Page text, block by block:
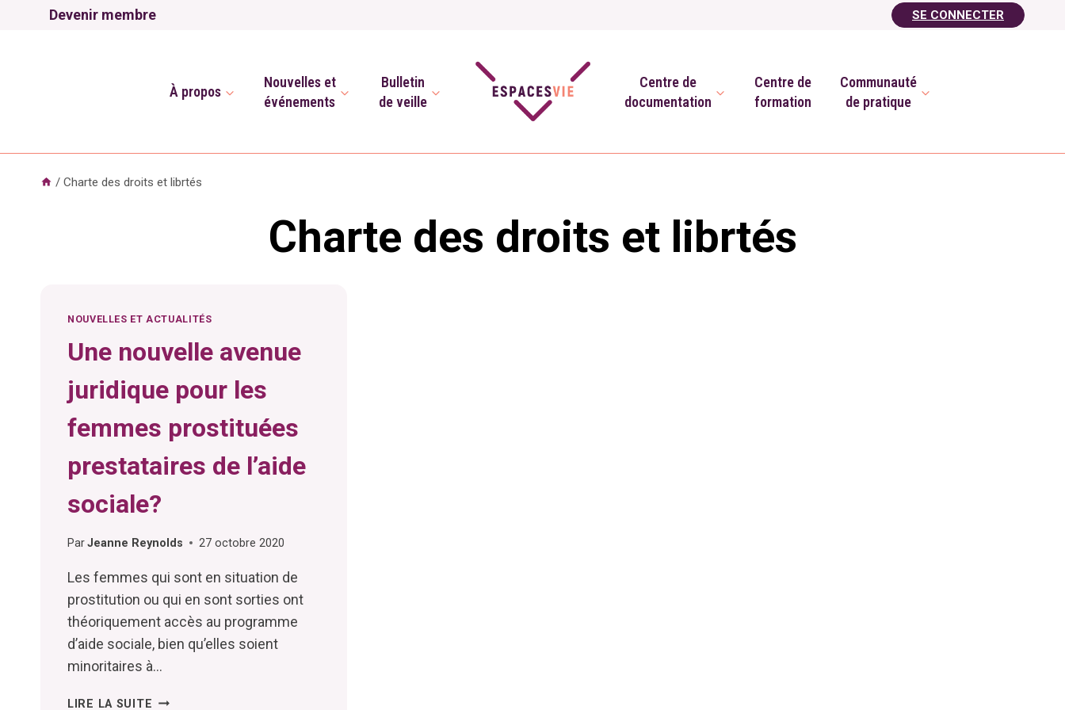
Devenir membre SE CONNECTER
À propos
Nouvelles et
événements
Bulletin
de veille
Centre de
documentation
Centre de
formation
Communauté
de pratique
/ Charte des droits et librtés
Charte des droits et librtés
NOUVELLES ET ACTUALITÉS
Une nouvelle avenue
juridique pour les
femmes prostituées
prestataires de l’aide
sociale?
ParJeanne Reynolds 27 octobre 2020
Les femmes qui sont en situation de
prostitution ou qui en sont sorties ont
théoriquement accès au programme
d’aide sociale, bien qu’elles soient
minoritaires à…
LIRE LA SUITE UNE